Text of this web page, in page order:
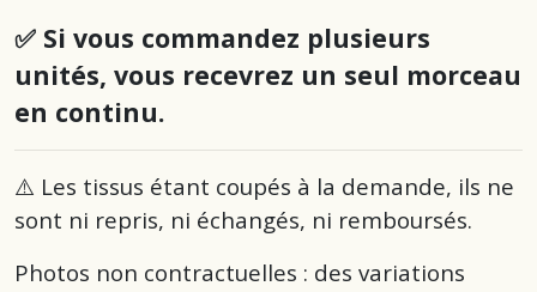
✅ Si vous commandez plusieurs
unités, vous recevrez un seul morceau
en continu.
⚠️ Les tissus étant coupés à la demande, ils ne
sont ni repris, ni échangés, ni remboursés.
Photos non contractuelles : des variations